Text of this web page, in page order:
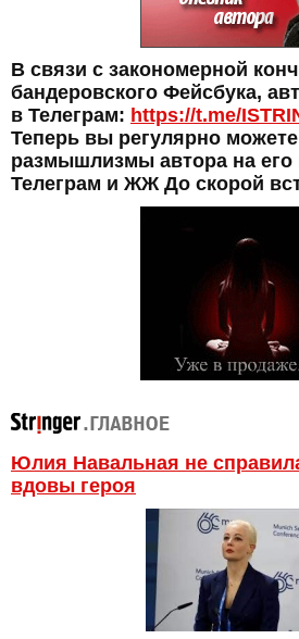
В связи с закономерной
бандеровского Фейсбука,
в Телеграм: https://t.me/
Теперь вы регулярно можете
размышлизмы автора на его
Телеграм и ЖЖ До скорой
Юлия Навальная не
вдовы героя